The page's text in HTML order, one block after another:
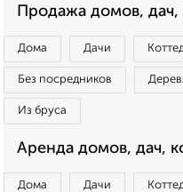
Продажа домов, дач,
Дома Дачи
Без посредников
Из бруса
Аренда домов, дач,
Дома Дачи